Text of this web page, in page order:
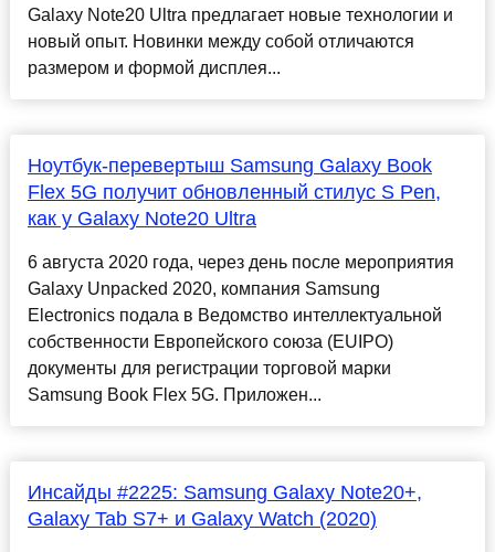
Galaxy Note20 Ultra предлагает новые технологии и
новый опыт. Новинки между собой отличаются
размером и формой дисплея...
Ноутбук-перевертыш Samsung Galaxy Book
Flex 5G получит обновленный стилус S Pen,
как у Galaxy Note20 Ultra
6 августа 2020 года, через день после мероприятия
Galaxy Unpacked 2020, компания Samsung
Electronics подала в Ведомство интеллектуальной
собственности Европейского союза (EUIPO)
документы для регистрации торговой марки
Samsung Book Flex 5G. Приложен...
Инсайды #2225: Samsung Galaxy Note20+,
Galaxy Tab S7+ и Galaxy Watch (2020)